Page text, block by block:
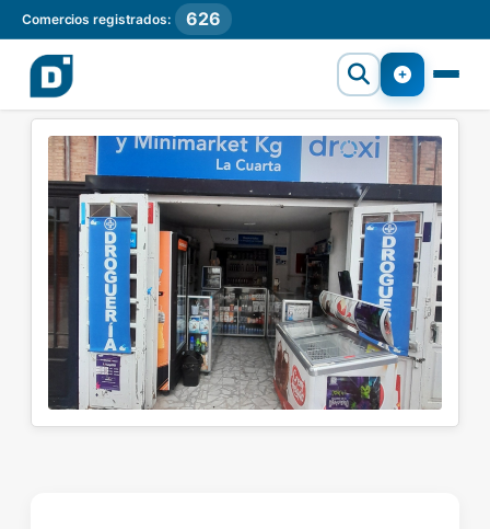
Comercios registrados: 626